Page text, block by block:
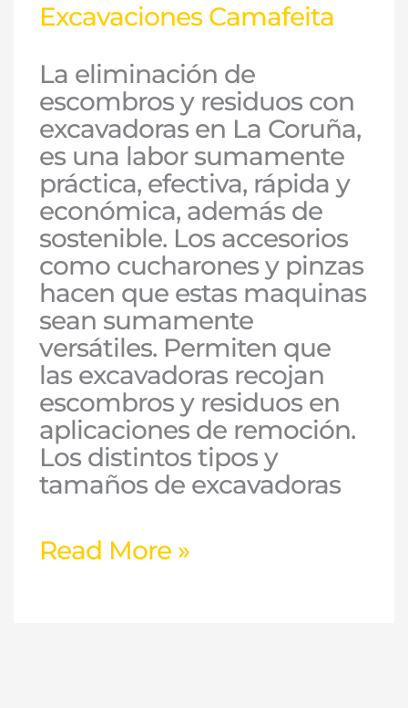
Excavaciones Camafeita
La eliminación de
escombros y residuos con
excavadoras en La Coruña,
es una labor sumamente
práctica, efectiva, rápida y
económica, además de
sostenible. Los accesorios
como cucharones y pinzas
hacen que estas maquinas
sean sumamente
versátiles. Permiten que
las excavadoras recojan
escombros y residuos en
aplicaciones de remoción.
Los distintos tipos y
tamaños de excavadoras
Read More »